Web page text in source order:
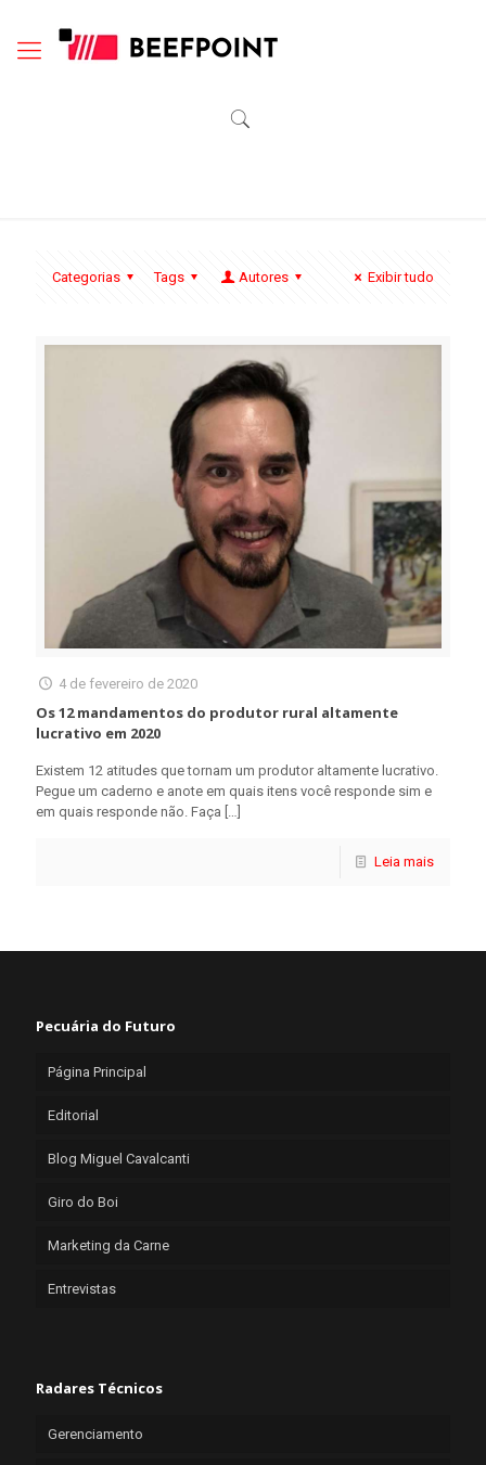
Categorias Tags Autores Exibir tudo
4 de fevereiro de 2020
Os 12 mandamentos do produtor rural altamente
lucrativo em 2020
Existem 12 atitudes que tornam um produtor altamente lucrativo.
Pegue um caderno e anote em quais itens você responde sim e
em quais responde não. Faça […]
Leia mais
Pecuária do Futuro
Página Principal
Editorial
Blog Miguel Cavalcanti
Giro do Boi
Marketing da Carne
Entrevistas
Radares Técnicos
Gerenciamento